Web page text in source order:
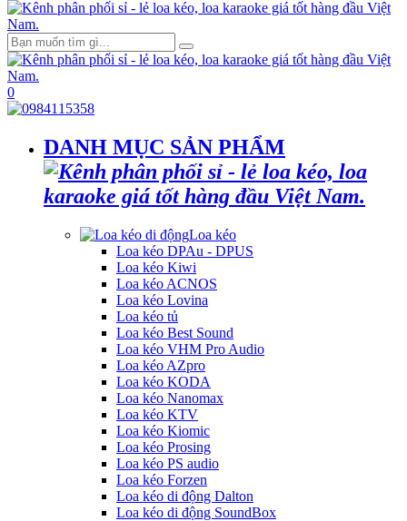
0
DANH MỤC SẢN PHẨM
Loa kéo
Loa kéo DPAu - DPUS
Loa kéo Kiwi
Loa kéo ACNOS
Loa kéo Lovina
Loa kéo tủ
Loa kéo Best Sound
Loa kéo VHM Pro Audio
Loa kéo AZpro
Loa kéo KODA
Loa kéo Nanomax
Loa kéo KTV
Loa kéo Kiomic
Loa kéo Prosing
Loa kéo PS audio
Loa kéo Forzen
Loa kéo di động Dalton
Loa kéo di động SoundBox